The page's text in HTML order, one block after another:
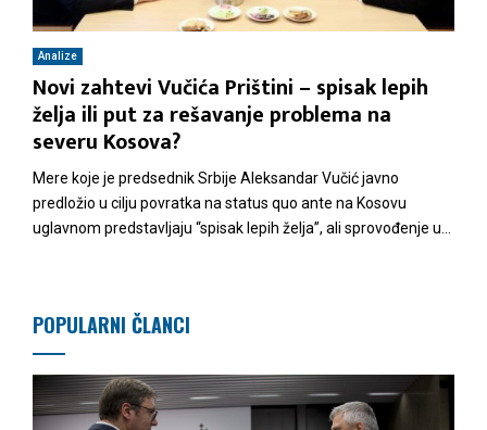
M
N
U
Analize
Novi zahtevi Vučića Prištini – spisak lepih
želja ili put za rešavanje problema na
severu Kosova?
Mere koje je predsednik Srbije Aleksandar Vučić javno
predložio u cilju povratka na status quo ante na Kosovu
uglavnom predstavljaju “spisak lepih želja”, ali sprovođenje u...
POPULARNI ČLANCI